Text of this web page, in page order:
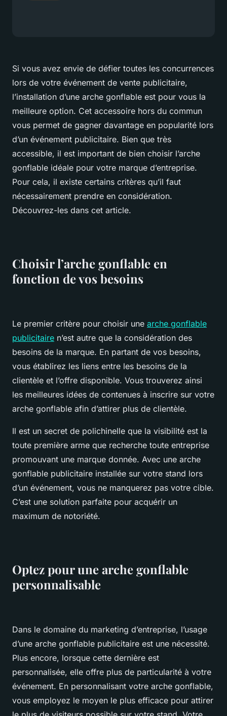
Si vous avez envie de défier toutes les concurrences
lors de votre événement de vente publicitaire,
l’installation d’une arche gonflable est pour vous la
meilleure option. Cet accessoire hors du commun
vous permet de gagner davantage en popularité lors
d’un événement publicitaire. Bien que très
accessible, il est important de bien choisir l’arche
gonflable idéale pour votre marque d’entreprise.
Pour cela, il existe certains critères qu’il faut
nécessairement prendre en considération.
Découvrez-les dans cet article.
Choisir l’arche gonflable en
fonction de vos besoins
Le premier critère pour choisir une arche gonflable
publicitaire n’est autre que la considération des
besoins de la marque. En partant de vos besoins,
vous établirez les liens entre les besoins de la
clientèle et l’offre disponible. Vous trouverez ainsi
les meilleures idées de contenues à inscrire sur votre
arche gonflable afin d’attirer plus de clientèle.
Il est un secret de polichinelle que la visibilité est la
toute première arme que recherche toute entreprise
promouvant une marque donnée. Avec une arche
gonflable publicitaire installée sur votre stand lors
d’un événement, vous ne manquerez pas votre cible.
C’est une solution parfaite pour acquérir un
maximum de notoriété.
Optez pour une arche gonflable
personnalisable
Dans le domaine du marketing d’entreprise, l’usage
d’une arche gonflable publicitaire est une nécessité.
Plus encore, lorsque cette dernière est
personnalisée, elle offre plus de particularité à votre
événement. En personnalisant votre arche gonflable,
vous employez le moyen le plus efficace pour attirer